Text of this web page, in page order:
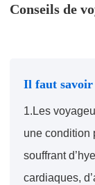
Conseils de
Il faut savoir
1.Les
une condition
souffrant
cardiaques,